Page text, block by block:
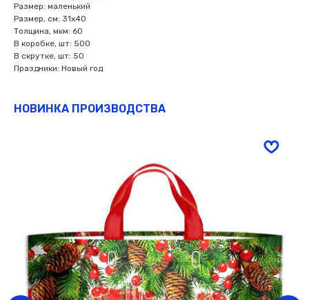
Размер: маленький
Размер, см: 31х40
Толщина, мкм: 60
В коробке, шт: 500
В скрутке, шт: 50
Праздники: Новый год
НОВИНКА ПРОИЗВОДСТВА